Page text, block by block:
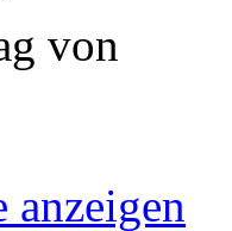
von
anzeigen